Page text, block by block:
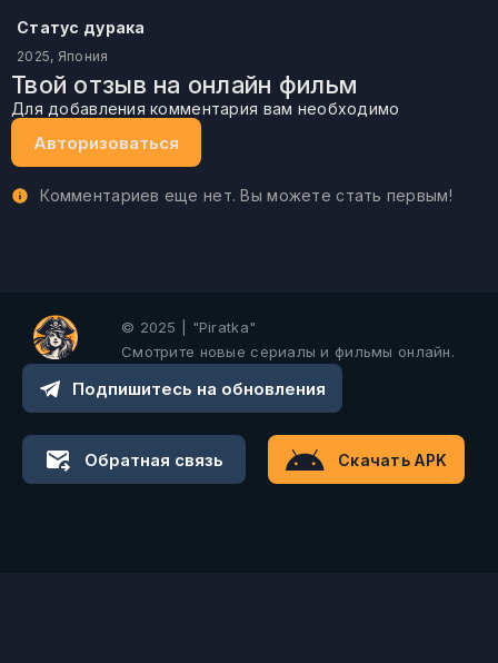
Статус дурака
2025, Япония
Твой отзыв на онлайн фильм
Для добавления комментария вам необходимо
Авторизоваться
Комментариев еще нет. Вы можете стать первым!
© 2025 | "Piratka"
Смотрите новые сериалы и фильмы онлайн.
Подпишитесь на обновления
Обратная связь Скачать APK